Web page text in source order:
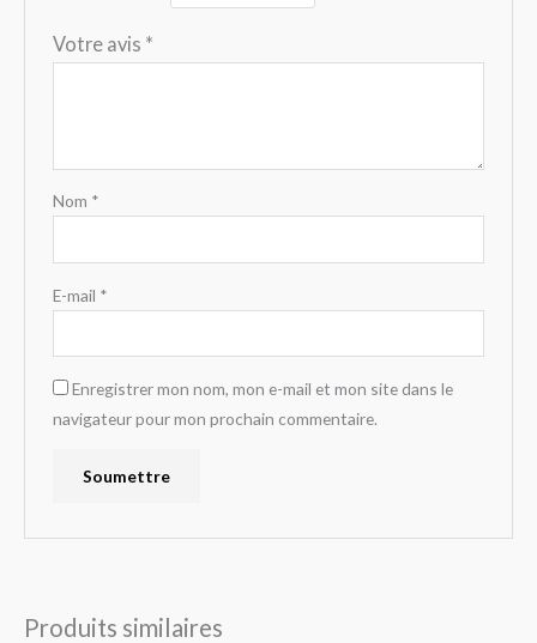
Votre avis *
Nom *
E-mail *
Enregistrer mon nom, mon e-mail et mon site dans le
navigateur pour mon prochain commentaire.
Produits similaires